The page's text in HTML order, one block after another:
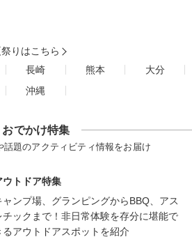
りはこちら
長崎 熊本
大分
沖縄
おでかけ特集
話題のアクティビティ情報をお届け
ウトドア特集
ャンプ場、グランピングからBBQ、アス
チックまで！非日常体験を存分に堪能で
るアウトドアスポットを紹介